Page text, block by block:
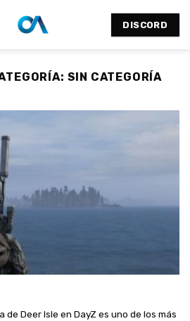
DISCORD
SIN CATEGORÍA
de Deer Isle en DayZ es uno de los más